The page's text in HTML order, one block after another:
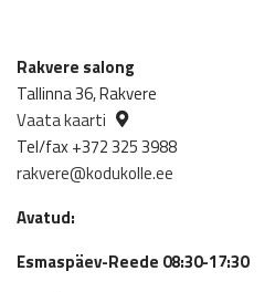
Rakvere salong
Tallinna 36, Rakvere
Vaata kaarti
Tel/fax +372 325 3988
rakvere@kodukolle.ee
Avatud:
Esmaspäev-Reede 08:30-17:30